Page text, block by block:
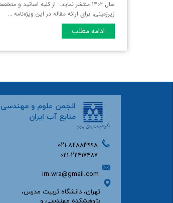
سال ۱۴۰۲ منتشر نماید. از کلیه اساتید و
زیرزمینی، برای ارائه مقاله در این ویژه‌نامه …
ادامه مطلب
انجمن علوم و مهندسی
منابع آب ایران
۰۲۱-۸۲۸۸۳۹۹۸
۰۲۱-22417487
irn.wra@gmail.com
تهران، دانشگاه تربیت مدرس،
پژوهشکده مهندسی و